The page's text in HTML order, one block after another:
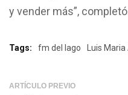
y vender más”,
Tags: fm del lago Luis
ARTÍCULO PREVIO